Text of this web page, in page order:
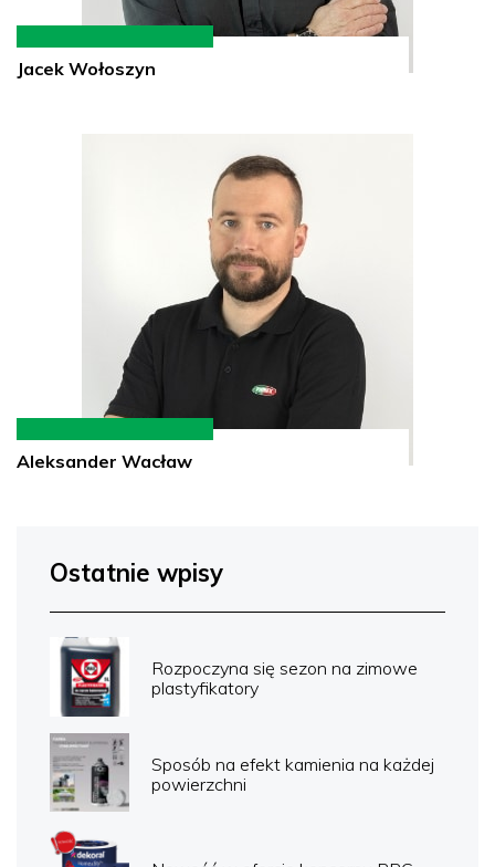
Jacek Wołoszyn
Aleksander Wacław
Ostatnie wpisy
Rozpoczyna się sezon na zimowe
plastyfikatory
Sposób na efekt kamienia na każdej
powierzchni